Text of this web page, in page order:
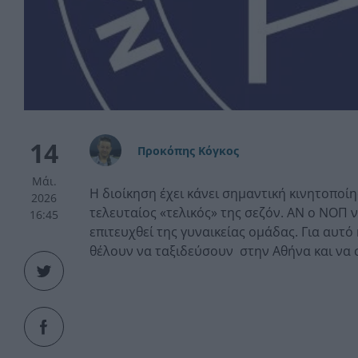
14
Μάι.
2026
16:45
Προκόπης Κόγκος
Η διοίκηση έχει κάνει σημαντική
τελευταίος «τελικός» της σεζόν. ΑΝ ο ΝΟΠ
επιτευχθεί της γυναικείας ομάδας. Για
θέλουν να ταξιδεύσουν στην Αθήνα και